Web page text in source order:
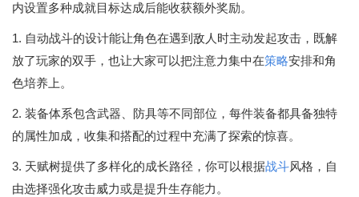
内设置多种成就目标达成后能收获额外奖励。
1. 自动战斗的设计能让角色在遇到敌人时主动发起攻击，既解
放了玩家的双手，也让大家可以把注意力集中在策略安排和角
色培养上。
2. 装备体系包含武器、防具等不同部位，每件装备都具备独特
的属性加成，收集和搭配的过程中充满了探索的惊喜。
3. 天赋树提供了多样化的成长路径，你可以根据战斗风格，自
由选择强化攻击威力或是提升生存能力。